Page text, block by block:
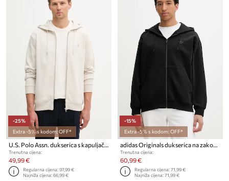
-25%
Extra -5% s kodom: OFF*
U.S. Polo Assn. dukserica s kapuljačom muška s pamukom DHM Interlock Zip
Trenutna cijena:
49,99 €
Regularna cijena:97,99 €
Najniža cijena:66,99 €
-15%
Extra -5% s kodom: OFF*
adidas Originals dukserica na zakopčavanje sa kapuljačom za muškarce s pamukom
Trenutna cijena:
60,99 €
Regularna cijena:71,99 €
Najniža cijena:71,99 €